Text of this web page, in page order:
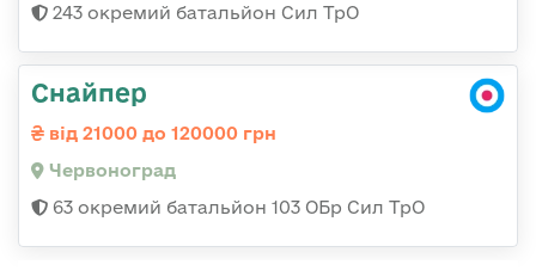
243 окремий батальйон Сил ТрО
Снайпер
від 21000 до 120000 грн
Червоноград
63 окремий батальйон 103 ОБр Сил ТрО